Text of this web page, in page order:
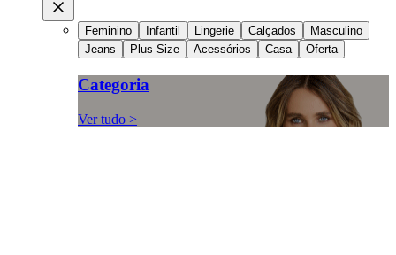
Feminino Infantil Lingerie Calçados
Masculino
Jeans
Plus Size Acessórios Casa Oferta
Categoria
Ver tudo >